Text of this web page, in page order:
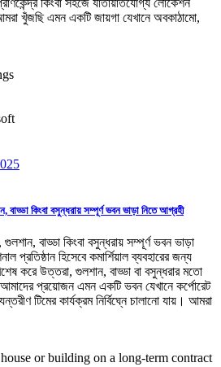
খুঁজছি এমন একটি জায়গা যেখানে অবকাঠামো,
বাড্ডা কিংবা বসুন্ধরায় সম্পূর্ণ ভবন ভাড়া নিতে আগ্রহী
বাড্ডা কিংবা বসুন্ধরায় সম্পূর্ণ ভবন ভাড়া
প্রতিষ্ঠান হিসেবে কমার্শিয়াল ব্যবহারের জন্য
করে উত্তরা, গুলশান, বাড্ডা বা বসুন্ধরার মতো
প্রয়োজন এমন একটি ভবন যেখানে কর্পোরেট
টিমের কার্যক্রম নির্বিঘ্নে চালানো যায়। আমরা